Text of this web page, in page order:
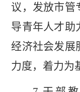
议， 发放市管
导青年人才助
经济社会发展
力度，着力为